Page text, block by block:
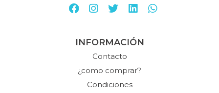
INFORMACIÓN
Contacto
¿como comprar?
Condiciones